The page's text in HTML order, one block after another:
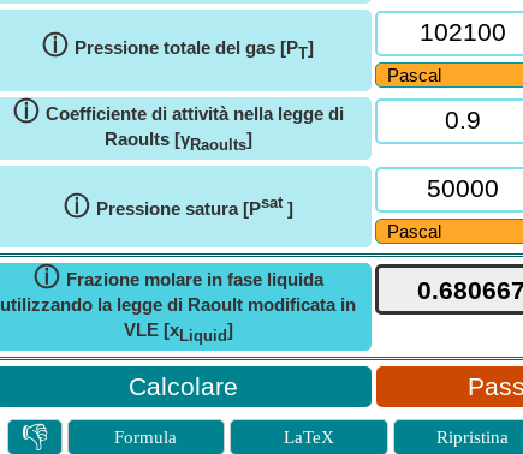
ⓘ Pressione totale del gas [PT]
ⓘ Coefficiente di attività nella legge di
Raoults [γRaoults]
ⓘ Pressione satura [Psat ]
ⓘ Frazione molare in fase liquida
utilizzando la legge di Raoult modificata in
VLE [xLiquid]
👎 Formula LaTeX Ripristina